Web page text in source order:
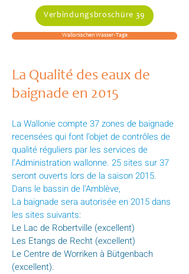
Verbindungsbroschüre 39
Wallonischen Wasser-Tage
La Qualité des eaux de
baignade en 2015
La Wallonie compte 37 zones de baignade
recensées qui font l’objet de contrôles de
qualité réguliers par les services de
l’Administration wallonne. 25 sites sur 37
seront ouverts lors de la saison 2015.
Dans le bassin de l'Amblève,
La baignade sera autorisée en 2015 dans
les sites suivants:
Le Lac de Robertville (excellent)
Les Etangs de Recht (excellent)
Le Centre de Worriken à Bütgenbach
(excellent).